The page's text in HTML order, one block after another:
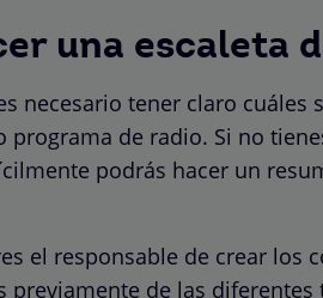
una escaleta
necesario tener claro cuáles
programa de radio. Si no
podrás hacer un
el responsable de crear los
de las diferentes